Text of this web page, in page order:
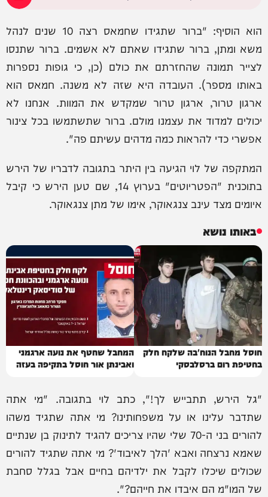
הוא הוסיף: "ברור שתגידו שחמאס רצה 10 שנים לנהל
משא ומתן, ברור שתגידו שאתם לא אשמים. ברור שתנסו
לצייר תמונה שהחזרתם את כולם (כן, כי גופות נספרות
באותו מספר). העובדה היא שזה לא משנה. חמאס הוא
ארגון טרור, ארגון טרור שמקדש את המוות. אנחנו לא
יכולים למדוד את עצמנו מולם. ברור שתשתמשו בכל צינור
אפשרי כדי להראות כמה מדהים עשיתם פה".
המתקפה של לוי הגיעה בין היתר בתגובה לדבריו של הירש
בתוכנית "הפטריוטים" בערוץ 14, שם טען הירש כי קיבל
איומים מצד עינב צנגאוקר, אימו של מתן צנגאוקר.
באותו נושא
חוסל מחבל הנוח'בה שלקח חלק
בחטיפת רום ברסלבסקי
המחבל שחטף את נועה ארגמני
ואבינתן אור חוסל בתקיפה בעזה
"גל הירש, תתבייש לך!", כתב לוי בתגובה. "מי אתה
שתדבר עלינו או על משפחותינו? מי אתה שתגיד משהו
להורים בני ה-70 שלי שהיו צריכים להגיד לתינוק בן שנתיים
שאמא נרצחה ואבא 'הלך לאיבוד'? מי אתה שתגיד להורים
שכולים שיכלו לקבל את ילדיהם בחיים אבל בגלל סחבת
של המו"מ הם איבדו את חייהם?".